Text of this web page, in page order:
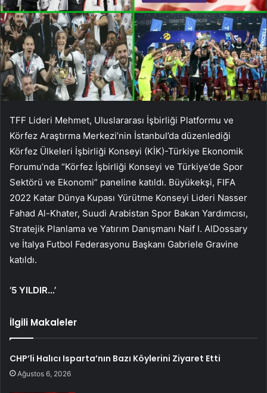
TFF Lideri Mehmet, Uluslararası İşbirliği Platformu ve
Körfez Araştırma Merkezi’nin İstanbul’da düzenlediği
Körfez Ülkeleri İşbirliği Konseyi (KİK)-Türkiye Ekonomik
Forumu’nda “Körfez İşbirliği Konseyi ve Türkiye’de Spor
Sektörü ve Ekonomi” paneline katıldı. Büyükekşi, FIFA
2022 Katar Dünya Kupası Yürütme Konseyi Lideri Nasser
Fahad Al-Khater, Suudi Arabistan Spor Bakan Yardımcısı,
Stratejik Planlama ve Yatırım Danışmanı Naif I. AlDossary
ve İtalya Futbol Federasyonu Başkanı Gabriele Gravine
katıldı.
‘5 YILDIR…’
İlgili Makaleler
CHP’li Halıcı Isparta’nın Bazı Köylerini Ziyaret Etti
Ağustos 6, 2026